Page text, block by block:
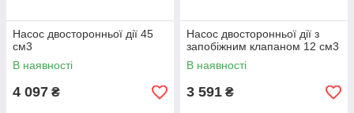
Насос двосторонньої дії 45
см3
В наявності
4 097 ₴
Насос двосторонньої дії з
запобіжним клапаном 12 см3
В наявності
3 591 ₴